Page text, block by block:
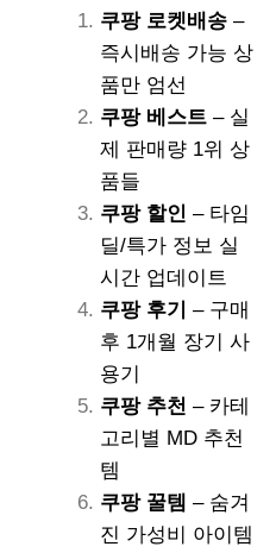
쿠팡 로켓배송 –
즉시배송 가능 상
품만 엄선
쿠팡 베스트 – 실
제 판매량 1위 상
품들
쿠팡 할인 – 타임
딜/특가 정보 실
시간 업데이트
쿠팡 후기
– 구매
후 1개월 장기 사
용기
쿠팡 추천 – 카테
고리별 MD 추천
템
쿠팡 꿀템 – 숨겨
진 가성비 아이템